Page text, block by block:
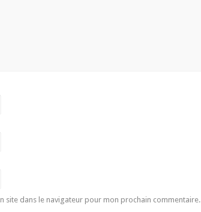
site dans le navigateur pour mon prochain commentaire.